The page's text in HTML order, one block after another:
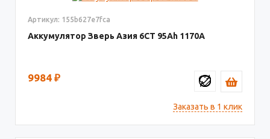
Артикул: 155b627e7fca
Аккумулятор Зверь Азия 6СТ 95 1170
9984 ₽
Заказать в 1 клик